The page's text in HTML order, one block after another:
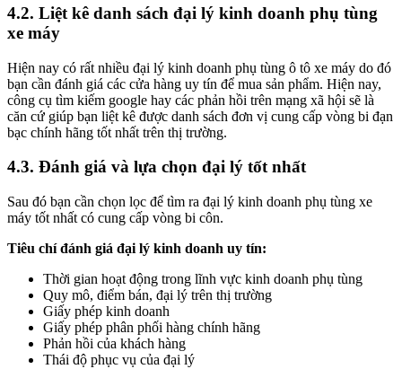
4.2. Liệt kê danh sách đại lý kinh doanh phụ tùng
xe máy
Hiện nay có rất nhiều đại lý kinh doanh phụ tùng ô tô xe máy do đó
bạn cần đánh giá các cửa hàng uy tín để mua sản phẩm. Hiện nay,
công cụ tìm kiếm google hay các phản hồi trên mạng xã hội sẽ là
căn cứ giúp bạn liệt kê được danh sách đơn vị cung cấp vòng bi đạn
bạc chính hãng tốt nhất trên thị trường.
4.3. Đánh giá và lựa chọn đại lý tốt nhất
Sau đó bạn cần chọn lọc để tìm ra đại lý kinh doanh phụ tùng xe
máy tốt nhất có cung cấp vòng bi côn.
Tiêu chí đánh giá đại lý kinh doanh uy tín:
Thời gian hoạt động trong lĩnh vực kinh doanh phụ tùng
Quy mô, điểm bán, đại lý trên thị trường
Giấy phép kinh doanh
Giấy phép phân phối hàng chính hãng
Phản hồi của khách hàng
Thái độ phục vụ của đại lý